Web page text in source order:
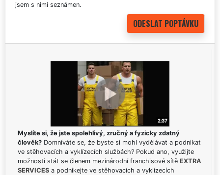
jsem s nimi seznámen.
Myslíte si, že jste spolehlivý, zručný a fyzicky zdatný
člověk? Domníváte se, že byste si mohl vydělávat a podnikat
ve stěhovacích a vyklízecích službách? Pokud ano, využijte
možnosti stát se členem mezinárodní franchisové sítě EXTRA
SERVICES a podnikejte ve stěhovacích a vyklízecích